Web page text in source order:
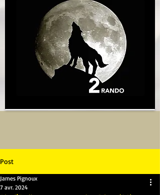
Post
James Pignoux
7 avr. 2024